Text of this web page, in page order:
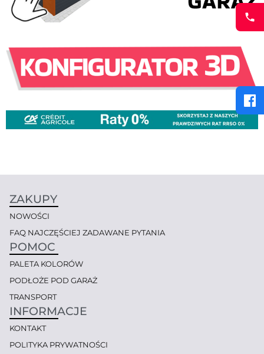
ZAKUPY
NOWOŚCI
FAQ NAJCZĘŚCIEJ ZADAWANE PYTANIA
POMOC
PALETA KOLORÓW
PODŁOŻE POD GARAŻ
TRANSPORT
INFORMACJE
KONTAKT
POLITYKA PRYWATNOŚCI